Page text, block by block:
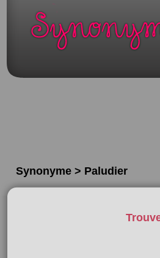
Synonyme > Paludier